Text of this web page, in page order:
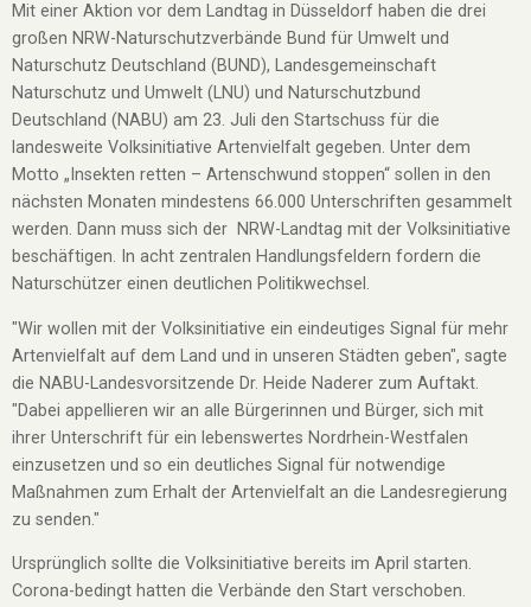
Mit einer Aktion vor dem Landtag in Düsseldorf haben die drei
großen NRW-Naturschutzverbände Bund für Umwelt und
Naturschutz Deutschland (BUND), Landesgemeinschaft
Naturschutz und Umwelt (LNU) und Naturschutzbund
Deutschland (NABU) am 23. Juli den Startschuss für die
landesweite Volksinitiative Artenvielfalt gegeben. Unter dem
Motto „Insekten retten – Artenschwund stoppen“ sollen in den
nächsten Monaten mindestens 66.000 Unterschriften gesammelt
werden. Dann muss sich der NRW-Landtag mit der Volksinitiative
beschäftigen. In acht zentralen Handlungsfeldern fordern die
Naturschützer einen deutlichen Politikwechsel.
"Wir wollen mit der Volksinitiative ein eindeutiges Signal für mehr
Artenvielfalt auf dem Land und in unseren Städten geben", sagte
die NABU-Landesvorsitzende Dr. Heide Naderer zum Auftakt.
"Dabei appellieren wir an alle Bürgerinnen und Bürger, sich mit
ihrer Unterschrift für ein lebenswertes Nordrhein-Westfalen
einzusetzen und so ein deutliches Signal für notwendige
Maßnahmen zum Erhalt der Artenvielfalt an die Landesregierung
zu senden."
Ursprünglich sollte die Volksinitiative bereits im April starten.
Corona-bedingt hatten die Verbände den Start verschoben.